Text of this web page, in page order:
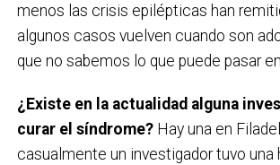
menos las crisis epilépticas han
algunos casos vuelven cuando son
que no sabemos lo que puede pasar
¿Existe en la actualidad alguna
curar el síndrome? Hay una en
casualmente un investigador tuvo una